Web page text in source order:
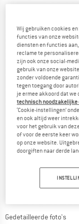
Gedetailleerde foto's
Wij gebruiken cookies
functies van onze
diensten en functies
reclame te
zijn ook onze social-
gebruik van onze
zonder voldoende
tegen toegang door
je ermee akkoord dat we
technisch noodzakelijke
‘Cookie-instellingen’
en ook altijd weer
voor het gebruik van
of voor de eerste keer
op onze website.
doorgiften naar derde